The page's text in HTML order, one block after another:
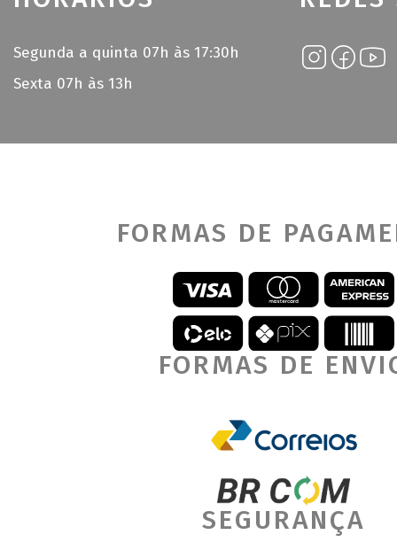
Segunda a quinta 07h às 17:30h
Sexta 07h às 13h
FORMAS DE
FORMAS DE
SEGURANÇA